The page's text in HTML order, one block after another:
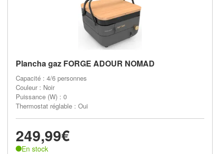
Plancha gaz FORGE ADOUR NOMAD
Capacité : 4/6 personnes
Couleur : Noir
Puissance (W) : 0
Thermostat réglable : Oui
249,99€
En stock